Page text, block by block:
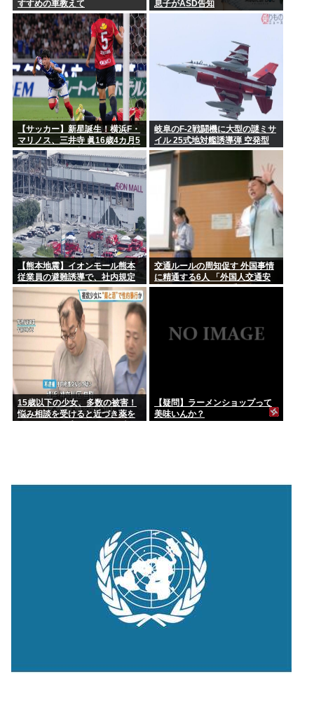
すすめの車教えて 息子がASD告知
【サッカー】新星誕生！横浜F・
マリノス、三井寺 眞16歳4カ月5
日ゴール 全3得点絡む！ 今春 中
学を卒業したばかり
岐阜のF-2戦闘機に大型の謎ミサ
イル 25式地対艦誘導弾 空発型
【熊本地震】イオンモール熊本
従業員の避難誘導で、社内規定
に抵触か
交通ルールの周知促す 外国事情
に精通する6人 「外国人交通安
全アドバイザー」に委嘱 埼玉県
15歳以下の少女、多数の被害！
悩み相談を受けると近づき薬を
【疑問】ラーメンショップって
美味いんか？